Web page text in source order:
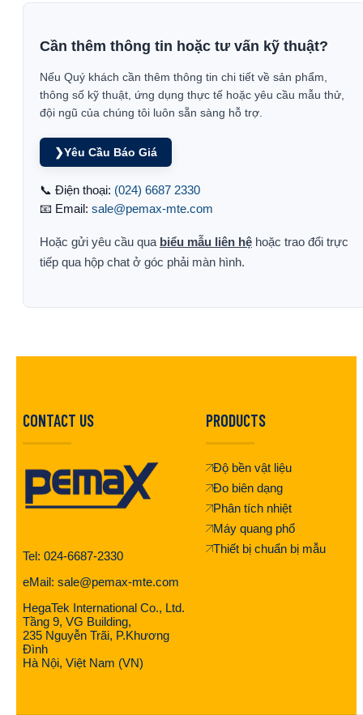
Cần thêm thông tin hoặc tư vấn kỹ thuật?
Nếu Quý khách cần thêm thông tin chi tiết về sản phẩm,
thông số kỹ thuật, ứng dụng thực tế hoặc yêu cầu mẫu thử,
đội ngũ của chúng tôi luôn sẵn sàng hỗ trợ.
❯Yêu Cầu Báo Giá
📞 Điện thoại: (024) 6687 2330
📧 Email: sale@pemax-mte.com
Hoặc gửi yêu cầu qua biểu mẫu liên hệ hoặc trao đổi trực
tiếp qua hộp chat ở góc phải màn hình.
CONTACT US
Tel: 024-6687-2330
eMail: sale@pemax-mte.com
HegaTek International Co., Ltd.
Tầng 9, VG Building,
235 Nguyễn Trãi, P.Khương
Đình
Hà Nội, Việt Nam (VN)
PRODUCTS
Độ bền vật liệu
Đo biên dạng
Phân tích nhiệt
Máy quang phổ
Thiết bị chuẩn bị mẫu